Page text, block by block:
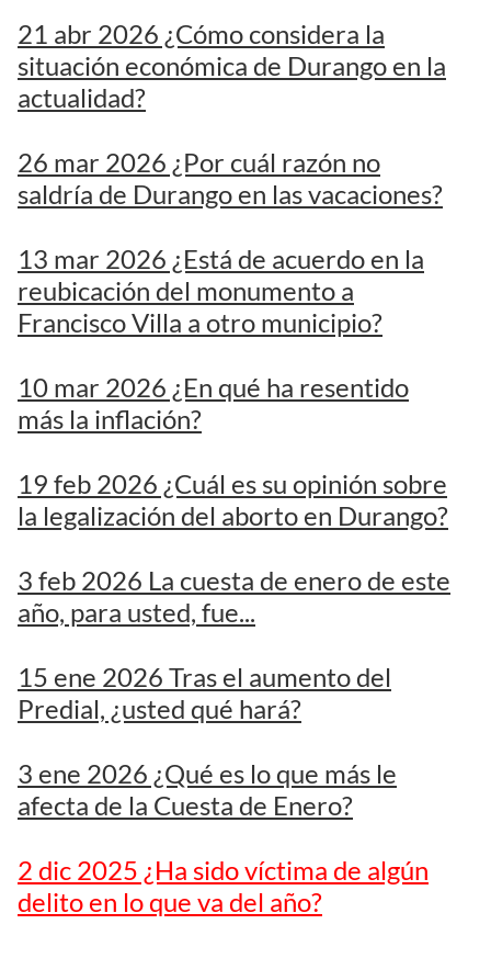
21 abr 2026 ¿Cómo considera la
situación económica de Durango en la
actualidad?
26 mar 2026 ¿Por cuál razón no
saldría de Durango en las vacaciones?
13 mar 2026 ¿Está de acuerdo en la
reubicación del monumento a
Francisco Villa a otro municipio?
10 mar 2026 ¿En qué ha resentido
más la inflación?
19 feb 2026 ¿Cuál es su opinión sobre
la legalización del aborto en Durango?
3 feb 2026 La cuesta de enero de este
año, para usted, fue...
15 ene 2026 Tras el aumento del
Predial, ¿usted qué hará?
3 ene 2026 ¿Qué es lo que más le
afecta de la Cuesta de Enero?
2 dic 2025 ¿Ha sido víctima de algún
delito en lo que va del año?